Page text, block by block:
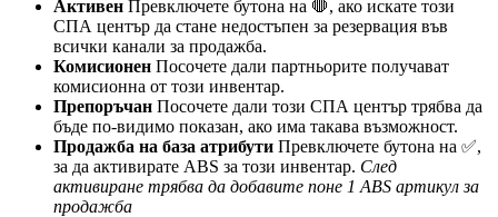
Активен Превключете бутона на 🛑, ако искате този
СПА център да стане недостъпен за резервация във
всички канали за продажба.
Комисионен Посочете дали партньорите получават
комисионна от този инвентар.
Препоръчан Посочете дали този СПА център трябва да
бъде по-видимо показан, ако има такава възможност.
Продажба на база атрибути Превключете бутона на ✅,
за да активирате ABS за този инвентар. След
активиране трябва да добавите поне 1 ABS артикул за
продажба